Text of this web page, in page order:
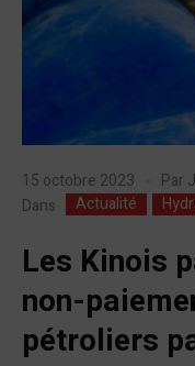
15 octobre 2023 Par
Dans
Actualité
Les Kinois
non-
pétroliers